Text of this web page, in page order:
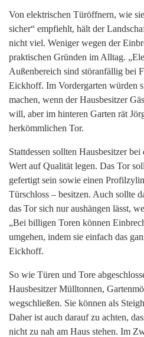
Von elektrischen Türöffnern, wie
sicher“ empfiehlt, hält der
nicht viel. Weniger wegen der
praktischen Gründen im Alltag.
Außenbereich sind störanfällig bei
Eickhoff. Im Vordergarten würden
machen, wenn der Hausbesitzer
will, aber im hinteren Garten rät
herkömmlichen Tor.
Stattdessen sollten Hausbesitzer
Wert auf Qualität legen. Das Tor
gefertigt sein sowie einen
Türschloss – besitzen. Auch sollte
das Tor sich nur aushängen lässt,
„Bei billigen Toren können
umgehen, indem sie einfach das
Eickhoff.
So wie Türen und Tore
Hausbesitzer Mülltonnen,
wegschließen. Sie können als
Daher ist auch darauf zu achten,
nicht zu nah am Haus stehen. Im